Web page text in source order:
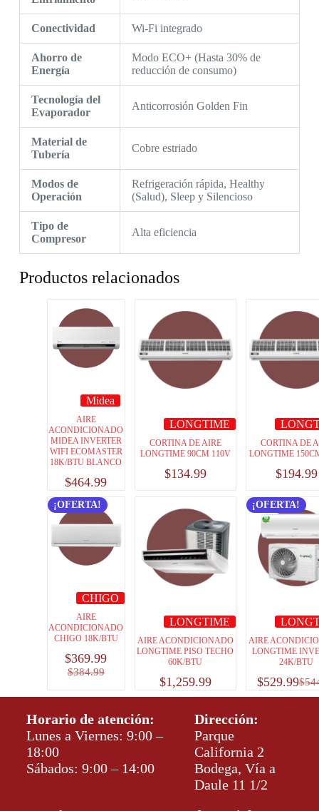
Conectividad Wi-Fi integrado
Ahorro de
Energía
Modo ECO+ (Hasta 30% de
reducción de consumo)
Tecnología del
Evaporador
Anticorrosión Golden Fin
Material de
Tubería
Cobre estriado
Modos de
Operación
Refrigeración rápida, Healthy
(Salud), Sleep y Silencioso
Tipo de
Compresor
Alta eficiencia
Productos relacionados
Midea
AIRE
ACONDICIONADO
MIDEA INVERTER
WIFI ECOMASTER
18K/BTU BLANCO
$464.99
LONGTIME
CORTINA DE AIRE
LONGTIME 90CM 110V
$134.99
CORTINA DE
LONGTIME
$194.99
¡OFERTA!
CHIGO
AIRE
ACONDICIONADO
CHIGO 18K/BTU
$384.99
$369.99
LONGTIME
AIRE ACONDICIONADO
LONGTIME PISO TECHO
60K/BTU
$1,259.99
¡OFERTA!
AIRE
LONGTIME
24K/BTU
$
$529.99
Horario de atención:
Lunes a Viernes: 9:00 –
18:00
Sábados: 9:00 – 14:00
Dirección:
Parque
California 2
Bodega, Vía a
Daule 11 1/2